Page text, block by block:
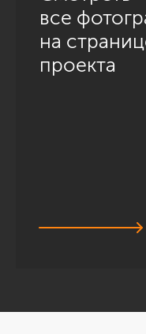
все
на
проекта